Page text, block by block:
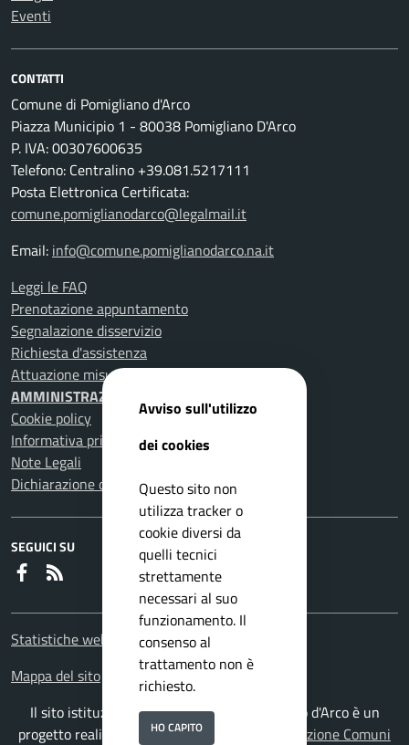
Eventi
CONTATTI
Comune di Pomigliano d'Arco
Piazza Municipio 1 - 80038 Pomigliano D'Arco
P. IVA: 00307600635
Telefono: Centralino +39.081.5217111
Posta Elettronica Certificata:
comune.pomiglianodarco@legalmail.it
Email: info@comune.pomiglianodarco.na.it
Leggi le FAQ
Prenotazione appuntamento
Segnalazione disservizio
Richiesta d'assistenza
Attuazione misure PNRR
AMMINISTRAZIONE TRASPARENTE
Cookie policy
Informativa privacy
Note Legali
Dichiarazione di accessibilità
SEGUICI SU
Faceboook
Statistiche web
Mappa del sito
Il sito istituzionale del Comune di Pomigliano d'Arco è un
progetto realizzato daISWEB S.p.A. Soluzione Comuni
Avviso sull'utilizzo
dei cookies
Questo sito non
utilizza tracker o
cookie diversi da
quelli tecnici
strettamente
necessari al suo
funzionamento. Il
consenso al
trattamento non è
richiesto.
HO CAPITO